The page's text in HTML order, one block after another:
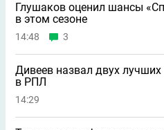
Глушаков оценил шансы
в этом сезоне
14:48 3
Дивеев назвал двух
в РПЛ
14:29